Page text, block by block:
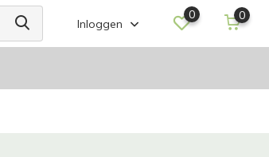
Inloggen
0 0